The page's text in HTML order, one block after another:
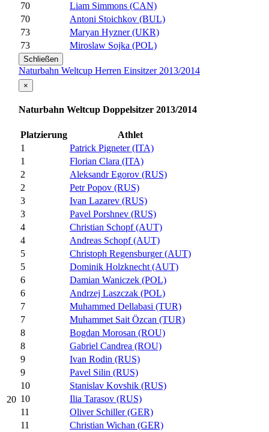
70
Liam Simmons (CAN)
70
Antoni Stoichkov (BUL)
73
Maryan Hyzner (UKR)
73
Miroslaw Sojka (POL)
Schließen
Naturbahn Weltcup Herren Einsitzer 2013/2014
20
×
Naturbahn Weltcup Doppelsitzer 2013/2014
Platzierung
Athlet
1
Patrick Pigneter (ITA)
1
Florian Clara (ITA)
2
Aleksandr Egorov (RUS)
2
Petr Popov (RUS)
3
Ivan Lazarev (RUS)
3
Pavel Porshnev (RUS)
4
Christian Schopf (AUT)
4
Andreas Schopf (AUT)
5
Christoph Regensburger (AUT)
5
Dominik Holzknecht (AUT)
6
Damian Waniczek (POL)
6
Andrzej Laszczak (POL)
7
Muhammed Dellabasi (TUR)
7
Muhammet Sait Özcan (TUR)
8
Bogdan Morosan (ROU)
8
Gabriel Candrea (ROU)
9
Ivan Rodin (RUS)
9
Pavel Silin (RUS)
10
Stanislav Kovshik (RUS)
10
Ilia Tarasov (RUS)
11
Oliver Schiller (GER)
11
Christian Wichan (GER)